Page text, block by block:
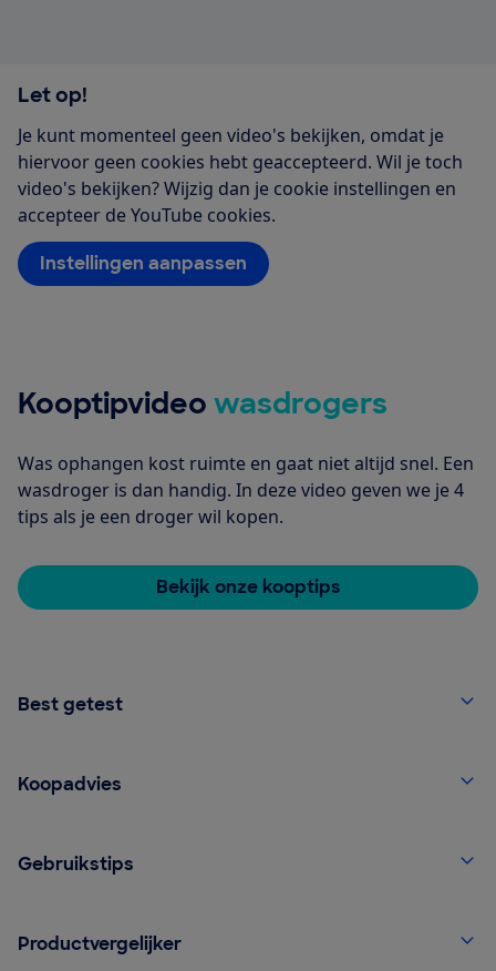
Kooptipvideo wasdrogers
Was ophangen kost ruimte en gaat niet altijd snel. Een
wasdroger is dan handig. In deze video geven we je 4
tips als je een droger wil kopen.
Bekijk onze kooptips
Let op!
Je kunt momenteel geen video's bekijken, omdat je
hiervoor geen cookies hebt geaccepteerd. Wil je toch
video's bekijken? Wijzig dan je cookie instellingen en
accepteer de YouTube cookies.
Instellingen aanpassen
Best getest
Koopadvies
Gebruikstips
Productvergelijker